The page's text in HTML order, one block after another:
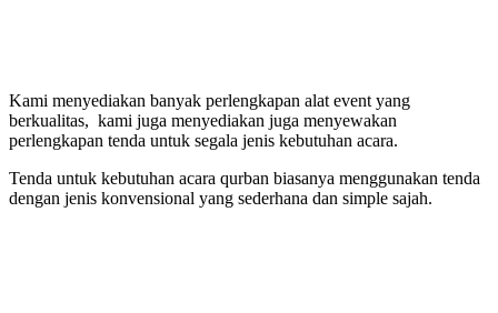
Kami menyediakan banyak perlengkapan alat event yang
berkualitas, kami juga menyediakan juga menyewakan
perlengkapan tenda untuk segala jenis kebutuhan acara.
Tenda untuk kebutuhan acara qurban biasanya menggunakan tenda
dengan jenis konvensional yang sederhana dan simple sajah.